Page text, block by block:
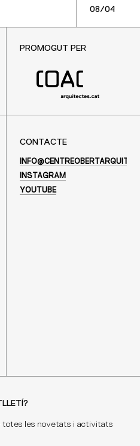
08/04
PROMOGUT PER
CONTACTE
INSTAGRAM
YOUTUBE
totes les novetats i activitats